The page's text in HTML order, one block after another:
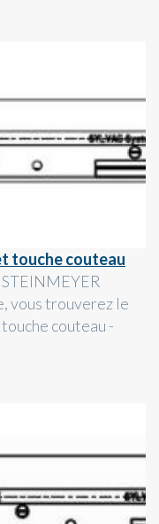
touche couteau
vous trouverez le
couteau -